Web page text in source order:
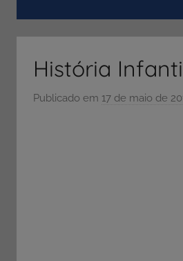
ENEM
e
cursosHistória
Publicado em 17 de maio de